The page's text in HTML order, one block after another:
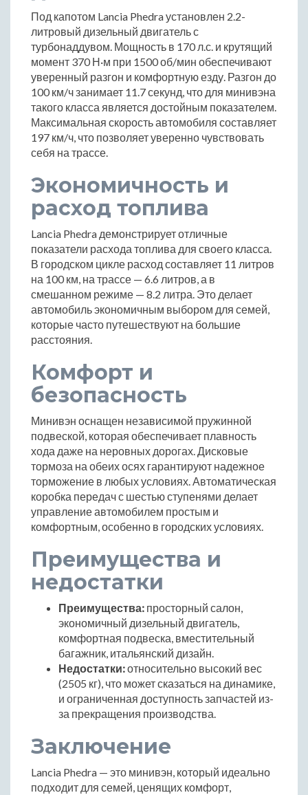
Под капотом Lancia Phedra установлен 2.2-
литровый дизельный двигатель с
турбонаддувом. Мощность в 170 л.с. и крутящий
момент 370 Н·м при 1500 об/мин обеспечивают
уверенный разгон и комфортную езду. Разгон до
100 км/ч занимает 11.7 секунд, что для минивэна
такого класса является достойным показателем.
Максимальная скорость автомобиля составляет
197 км/ч, что позволяет уверенно чувствовать
себя на трассе.
Экономичность и
расход топлива
Lancia Phedra демонстрирует отличные
показатели расхода топлива для своего класса.
В городском цикле расход составляет 11 литров
на 100 км, на трассе — 6.6 литров, а в
смешанном режиме — 8.2 литра. Это делает
автомобиль экономичным выбором для семей,
которые часто путешествуют на большие
расстояния.
Комфорт и
безопасность
Минивэн оснащен независимой пружинной
подвеской, которая обеспечивает плавность
хода даже на неровных дорогах. Дисковые
тормоза на обеих осях гарантируют надежное
торможение в любых условиях. Автоматическая
коробка передач с шестью ступенями делает
управление автомобилем простым и
комфортным, особенно в городских условиях.
Преимущества и
недостатки
Преимущества: просторный салон,
экономичный дизельный двигатель,
комфортная подвеска, вместительный
багажник, итальянский дизайн.
Недостатки:относительно высокий вес
(2505 кг), что может сказаться на динамике,
и ограниченная доступность запчастей из-
за прекращения производства.
Заключение
Lancia Phedra — это минивэн, который идеально
подходит для семей, ценящих комфорт,